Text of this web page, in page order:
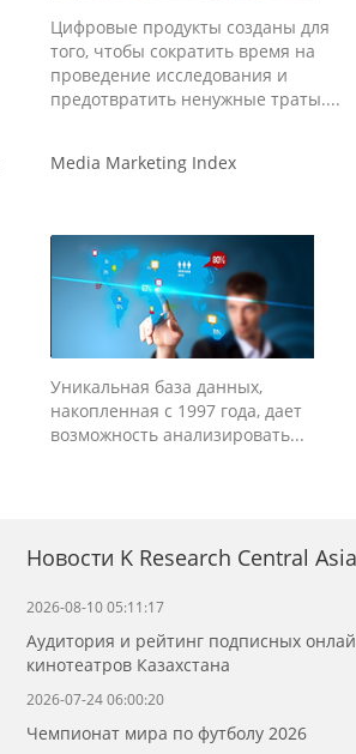
Цифровые продукты созданы для
того, чтобы сократить время на
проведение исследования и
предотвратить ненужные траты....
Media Marketing Index
Уникальная база данных,
накопленная с 1997 года, дает
возможность анализировать...
Новости K Research Central Asia
2026-08-10 05:11:17
Аудитория и рейтинг подписных
кинотеатров Казахстана
2026-07-24 06:00:20
Чемпионат мира по футболу 2026